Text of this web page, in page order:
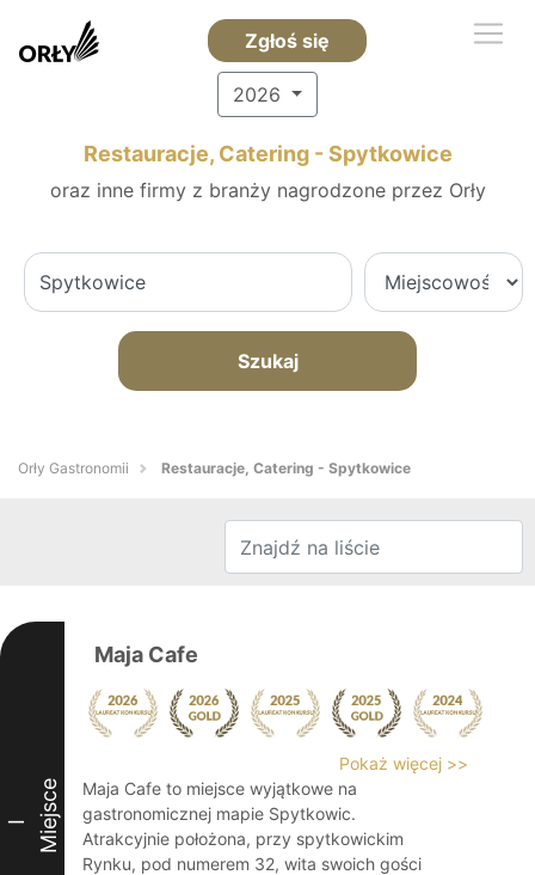
Zgłoś się
2026
Restauracje, Catering - Spytkowice
oraz inne firmy z branży nagrodzone przez Orły
Szukaj
Orły Gastronomii Restauracje, Catering - Spytkowice
I Miejsce
Maja Cafe
Pokaż więcej >>
Maja Cafe to miejsce wyjątkowe na
gastronomicznej mapie Spytkowic.
Atrakcyjnie położona, przy spytkowickim
Rynku, pod numerem 32, wita swoich gości